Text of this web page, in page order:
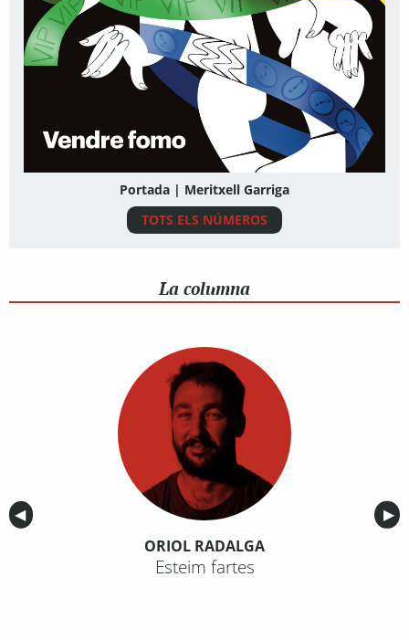
Portada | Meritxell Garriga
TOTS ELS NÚMEROS
La columna
Anterior
◀︎ ▶︎
ORIOL RADALGA
Esteim fartes